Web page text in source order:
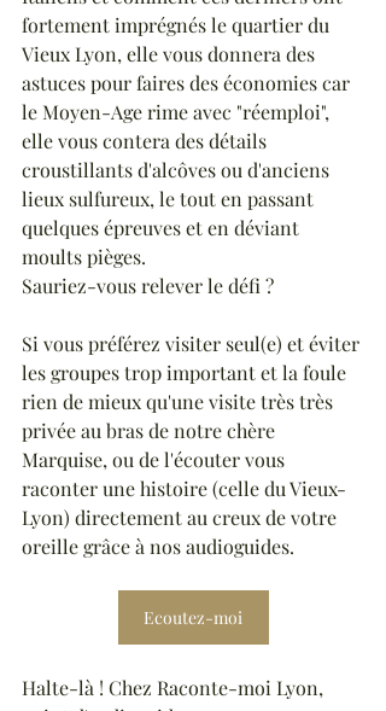
fortement imprégnés le quartier du
Vieux Lyon, elle vous donnera des
astuces pour faires des économies car
le Moyen-Age rime avec "réemploi",
elle vous contera des détails
croustillants d'alcôves ou d'anciens
lieux sulfureux, le tout en passant
quelques épreuves et en déviant
moults pièges.
Sauriez-vous relever le défi ?
Si vous préférez visiter seul(e) et éviter
les groupes trop important et la foule
rien de mieux qu'une visite très très
privée au bras de notre chère
Marquise, ou de l'écouter vous
raconter une histoire (celle du Vieux-
Lyon) directement au creux de votre
oreille grâce à nos audioguides.
Ecoutez-moi
Halte-là ! Chez Raconte-moi Lyon,